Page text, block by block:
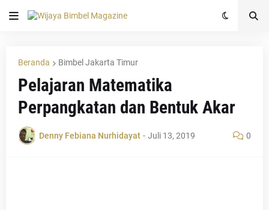
Beranda Bimbel Jakarta Timur
Pelajaran Matematika
Perpangkatan dan Bentuk Akar
Denny Febiana Nurhidayat - Juli 13, 2019 0